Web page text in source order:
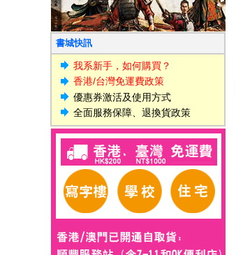
書城快訊
我系新手，如何購買？
香港/台灣免運費政策
優惠券激活及使用方式
全面服務保障、退換貨政策